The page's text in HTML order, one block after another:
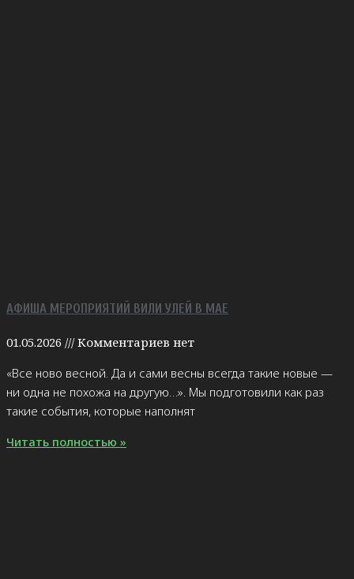
АФИША МЕРОПРИЯТИЙ ВИЛИ УЛЕЙ В МАЕ
01.05.2026
Комментариев нет
«Все ново весной. Да и сами весны всегда такие новые —
ни одна не похожа на другую…». Мы подготовили как раз
такие события, которые наполнят
Читать полностью »